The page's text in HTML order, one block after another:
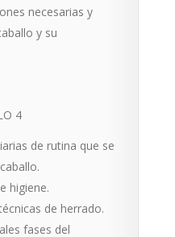
necesarias y
y su
4
de rutina que se
higiene.
de herrado.
fases del